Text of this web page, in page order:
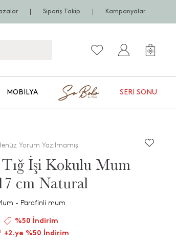
Sipariş Takip Kampanyalar
MOBILYA SERI SONU
Yorum Yazılmamış
İşi Kokulu Mum
cm Natural
- Parafinli mum
%50 İndirim
+2.ye %50 İndirim